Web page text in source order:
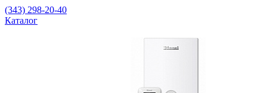
(343) 298-20-40
Каталог